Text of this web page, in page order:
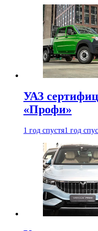
УАЗ
«Профи»
1 год спустя1 год